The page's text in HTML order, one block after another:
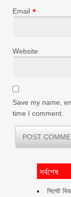
Email *
Website
Save my name,
time I comment.
সর্বশেষ
সিলেট